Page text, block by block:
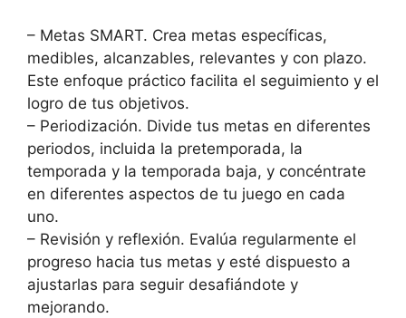
– Metas SMART. Crea metas específicas,
medibles, alcanzables, relevantes y con plazo.
Este enfoque práctico facilita el seguimiento y el
logro de tus objetivos.
– Periodización. Divide tus metas en diferentes
periodos, incluida la pretemporada, la
temporada y la temporada baja, y concéntrate
en diferentes aspectos de tu juego en cada
uno.
– Revisión y reflexión. Evalúa regularmente el
progreso hacia tus metas y esté dispuesto a
ajustarlas para seguir desafiándote y
mejorando.